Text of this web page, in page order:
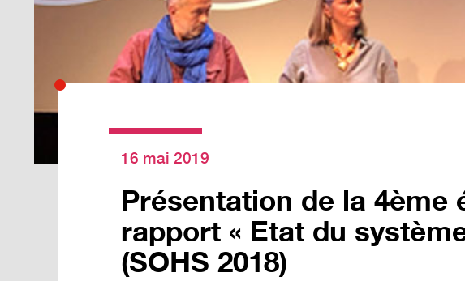
16 mai 2019
Présentation de la 4ème
rapport « Etat du
(SOHS 2018)